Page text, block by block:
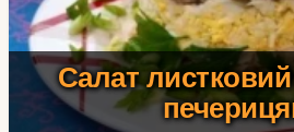
Салат листковий